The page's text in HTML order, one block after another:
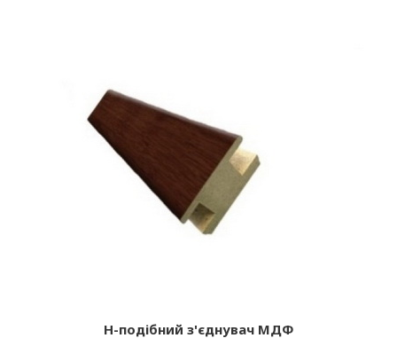
Н-подібний з'єднувач МДФ